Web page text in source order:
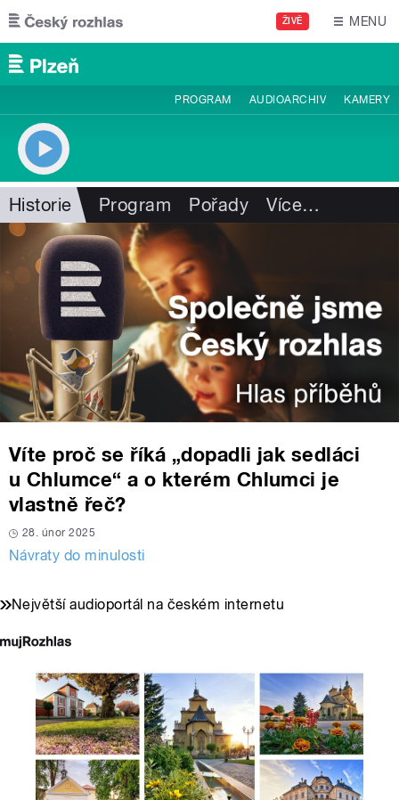
Přejít k hlavnímu obsahu
ŽIVĚ MENU
PROGRAM AUDIOARCHIV KAMERY
Historie Program Pořady Více…
Víte proč se říká „dopadli jak sedláci
u Chlumce“ a o kterém Chlumci je
vlastně řeč?
28. únor 2025
Návraty do minulosti
Největší audioportál na českém internetu